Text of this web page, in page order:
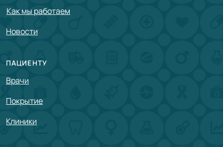
Как мы работаем
Новости
ПАЦИЕНТУ
Врачи
Покрытие
Клиники